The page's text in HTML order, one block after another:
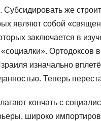
Субсидировать же
являют собой
заключается в
Ортодоксов
изначально
Теперь
кончать с
широко